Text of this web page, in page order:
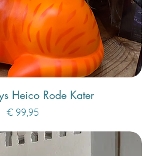
Heico Rode Kater
Prijs
€ 99,95